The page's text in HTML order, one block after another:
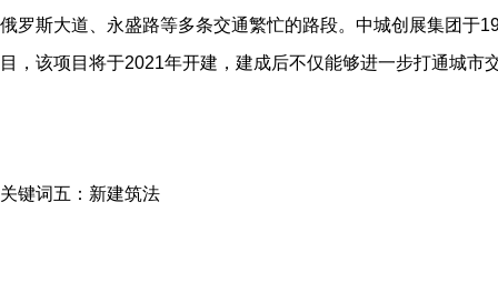
俄罗斯大道、永盛路等多条交通繁忙的路段。中城创展集团于
目，该项目将于2021年开建，建成后不仅能够进一步打通城市
关键词五：新建筑法